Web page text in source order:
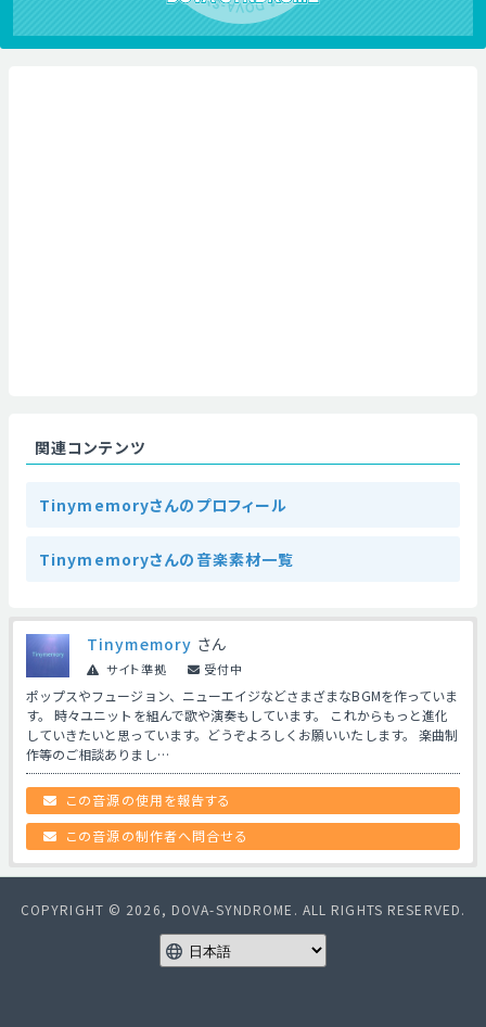
関連コンテンツ
Tinymemoryさんのプロフィール
Tinymemoryさんの音楽素材一覧
Tinymemory さん
サイト準拠 受付中
ポップスやフュージョン、ニューエイジなどさまざまなBGMを作っていま
す。 時々ユニットを組んで歌や演奏もしています。 これからもっと進化
していきたいと思っています。どうぞよろしくお願いいたします。 楽曲制
作等のご相談ありまし…
この音源の使用を報告する
この音源の制作者へ問合せる
COPYRIGHT © 2026, DOVA-SYNDROME. ALL RIGHTS RESERVED.